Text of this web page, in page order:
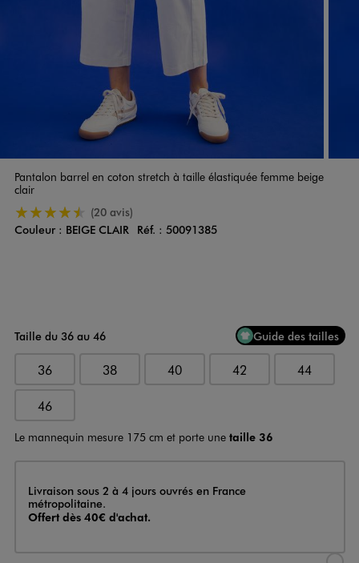
Pantalon barrel en coton stretch à taille élastiquée femme beige
clair
4.5/5 de moyenne
(20 avis)
Couleur
Couleur : BEIGE CLAIR Réf. : 50091385
Taille du 36 au 46 Guide des tailles
36 38 40 42 44
46
Le mannequin mesure 175 cm et porte une taille 36
Livraison
Livraison sous 2 à 4 jours ouvrés en France
métropolitaine.
Offert dès 40€ d'achat.